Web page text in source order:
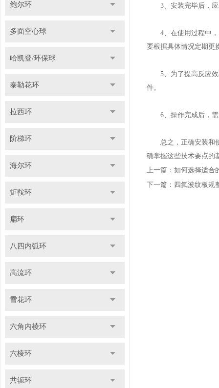
鲍尔环
多面空心球
哈凯登/环保球
泰勒花环
拉西环
阶梯环
海尔环
矩鞍环
扁环
八四内弧环
高流环
雪花环
六角内棱环
六棱环
共轭环
3、安装完毕后，应
4、在使用过程中，
要根据具体情况定期更
5、为了提高反应效
件。
6、操作完成后，需
总之，正确安装和
确掌握这些技术要点的
上一篇： 如何选择适合
下一篇： 四氟波纹板规